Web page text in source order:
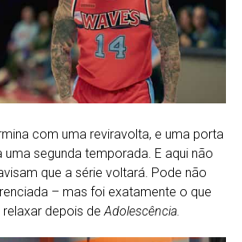
com uma reviravolta, e uma porta
segunda temporada. E aqui não
que a série voltará. Pode não
– mas foi exatamente o que
depois de Adolescência.